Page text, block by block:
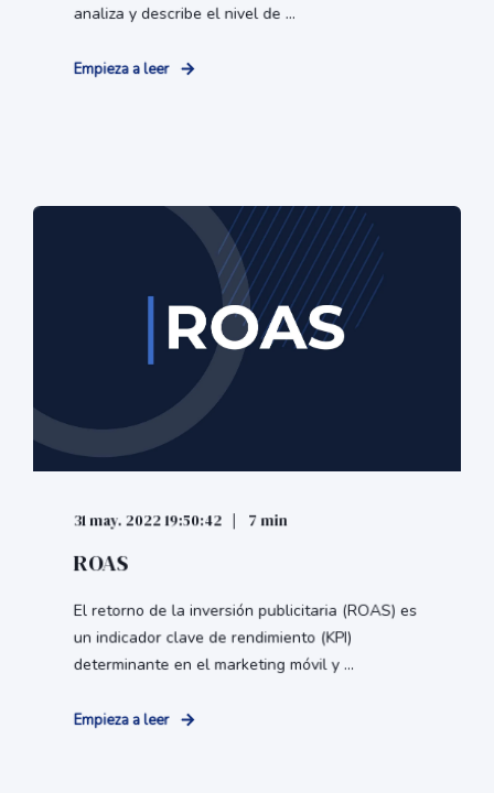
analiza y describe el nivel de ...
Empieza a leer
31 may. 2022 19:50:42 7 min
ROAS
El retorno de la inversión publicitaria (ROAS) es
un indicador clave de rendimiento (KPI)
determinante en el marketing móvil y ...
Empieza a leer